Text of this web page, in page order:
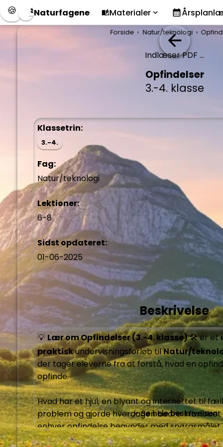
Naturfagene Materialer
Forside Natur/teknologi
Indlæser PDF ...
Opfindelser
3.-4. klasse
Klassetrin:
3.-4.
Fag:
Natur/teknologi
Lektioner:
6-8
Sidst opdateret:
01-06-2025
Beskrivelse
💡 Lær om Opfindelser (3.-4. klasse) 🛠️ er et
praktisk undervisningsforløb til Natur/
der tager eleverne fra at forstå, hvad en
opfinde.
Hvad har et hjul, en blyant og internettet til
problem og gjorde hverdagen bedre. I
enhver opfindelse begynder med spørgsmålet
det her bedre?" - de møder opfinderne bag
Se hele beskrivelsen
🍪